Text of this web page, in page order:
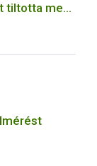
tiltotta meg